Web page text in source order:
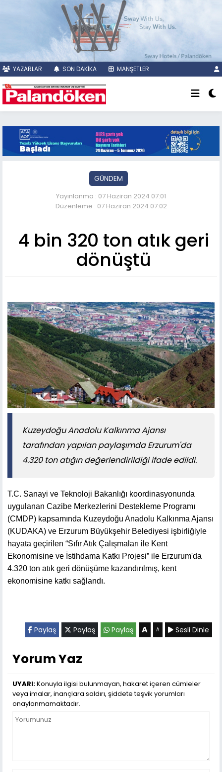
YAZARLAR SON DAKİKA MANŞETLER
GÜNDEM
Yayınlanma : 07 Haziran 2024 07:01
Düzenleme : 07 Haziran 2024 07:02
4 bin 320 ton atık geri
dönüştü
Kuzeydoğu Anadolu Kalkınma Ajansı
tarafından yapılan paylaşımda Erzurum'da
4.320 ton atığın değerlendirildiği ifade edildi.
T.C. Sanayi ve Teknoloji Bakanlığı koordinasyonunda
uygulanan Cazibe Merkezlerini Destekleme Programı
(CMDP) kapsamında Kuzeydoğu Anadolu Kalkınma Ajansı
(KUDAKA) ve Erzurum Büyükşehir Belediyesi işbirliğiyle
hayata geçirilen “Sıfır Atık Çalışmaları ile Kent
Ekonomisine ve İstihdama Katkı Projesi” ile Erzurum'da
4.320 ton atık geri dönüşüme kazandırılmış, kent
ekonomisine katkı sağlandı.
Paylaş Paylaş Paylaş A A Sesli Dinle
Yorum Yaz
UYARI:Konuyla ilgisi bulunmayan, hakaret içeren cümleler
veya imalar, inançlara saldırı, şiddete teşvik yorumları
onaylanmamaktadır.